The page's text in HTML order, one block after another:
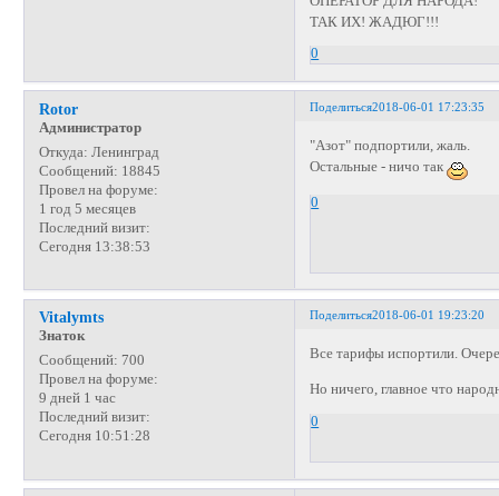
ТАК ИХ! ЖАДЮГ!!!
0
Поделиться2018-06-01 17:23:35
Rotor
Администратор
Откуда: Ленинград
Сообщений: 18845
Провел на форуме:
1 год 5 месяцев
Последний визит:
Сегодня 13:38:53
"Азот" подпортили, жаль.
Остальные - ничо так
0
Поделиться2018-06-01 19:23:20
Vitalymts
Знаток
Сообщений: 700
Провел на форуме:
9 дней 1 час
Последний визит:
Сегодня 10:51:28
Все тарифы испортили.
Но ничего, главное что
0